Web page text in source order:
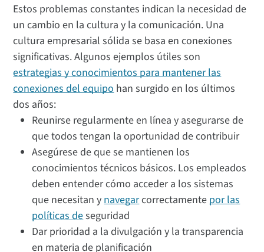
Estos problemas constantes indican la necesidad de
un cambio en la cultura y la comunicación. Una
cultura empresarial sólida se basa en conexiones
significativas. Algunos ejemplos útiles son
estrategias y conocimientos para mantener las
conexiones del equipohan surgido en los últimos
dos años:
Reunirse regularmente en línea y asegurarse de
que todos tengan la oportunidad de contribuir
Asegúrese de que se mantienen los
conocimientos técnicos básicos. Los empleados
deben entender cómo acceder a los sistemas
que necesitan ynavegarcorrectamentepor las
políticas deseguridad
Dar prioridad a la divulgación y la transparencia
en materia de planificación